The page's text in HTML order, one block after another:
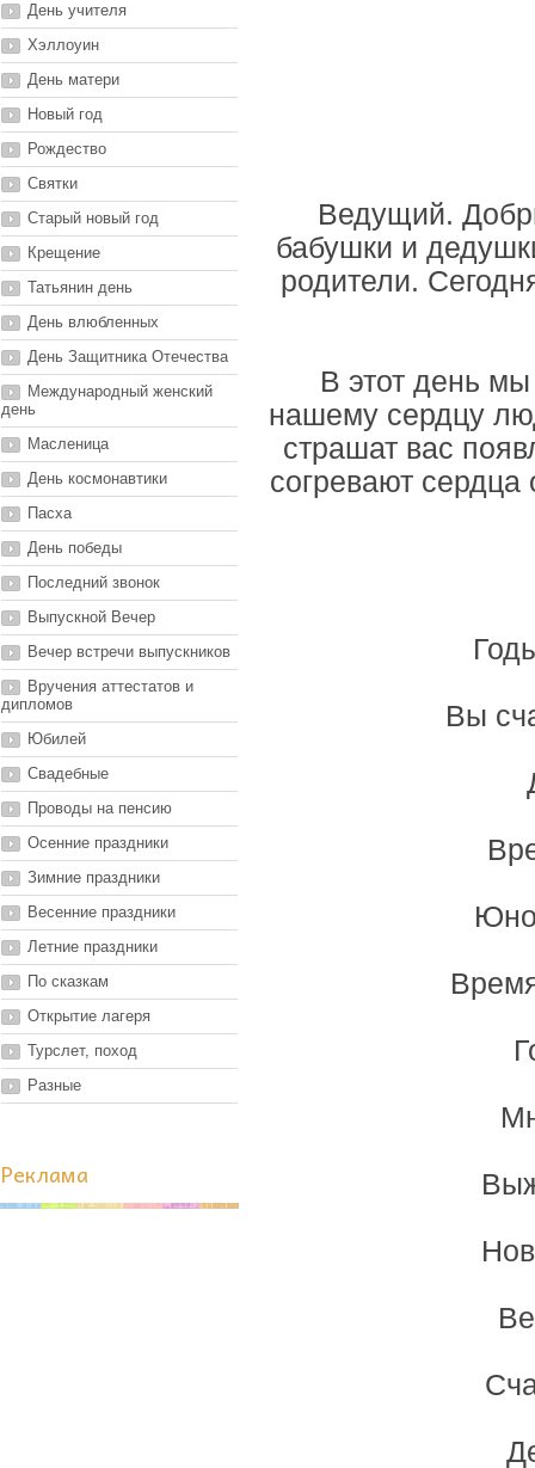
День учителя
Хэллоуин
День матери
Новый год
Рождество
Святки
Старый новый год
Крещение
Татьянин день
День влюбленных
День Защитника Отечества
Международный женский
день
Масленица
День космонавтики
Пасха
День победы
Последний звонок
Выпускной Вечер
Вечер встречи выпускников
Вручения аттестатов и
дипломов
Юбилей
Свадебные
Проводы на пенсию
Осенние праздники
Зимние праздники
Весенние праздники
Летние праздники
По сказкам
Открытие лагеря
Турслет, поход
Разные
Реклама
Ведущий.
бабушки и
родители.
В этот день
нашему сердцу
страшат вас
согревают
Вы